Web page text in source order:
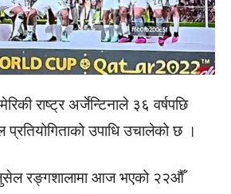
राष्ट्र अर्जेन्टिनाले ३६ वर्षपछि
उपाधि उचालेको छ ।
लुसेल रङ्गशालामा आज भएको २२औँ